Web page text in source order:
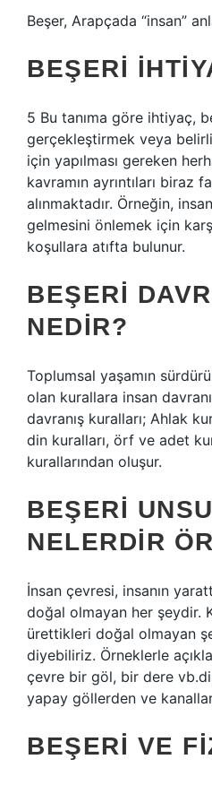
Beşer, Arapçada “insan”
BEŞERI
5 Bu tanıma göre ihtiyaç,
gerçekleştirmek veya
için yapılması gereken
kavramın ayrıntıları biraz
alınmaktadır. Örneğin,
gelmesini önlemek için
koşullara atıfta bulunur.
BEŞERI
NEDIR?
Toplumsal yaşamın
olan kurallara insan
davranış kuralları; Ahlak
din kuralları, örf ve adet
kurallarından oluşur.
BEŞERI
NELERDIR
İnsan çevresi, insanın
doğal olmayan her şeydir.
ürettikleri doğal olmayan
diyebiliriz. Örneklerle
çevre bir göl, bir dere
yapay göllerden ve
BEŞERI VE